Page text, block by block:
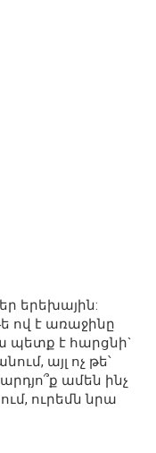
երեխային:
ով է առաջինը
պետք է հարցնի`
այլ ոչ թե՝
ամեն ինչ
ուրեմն նրա